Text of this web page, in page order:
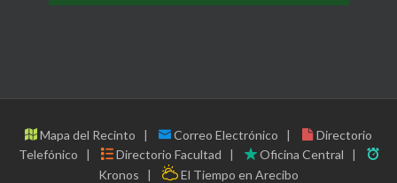
Mapa del Recinto Correo Electrónico
Directorio
Telefónico
Directorio Facultad
Oficina Central
Kronos
El Tiempo en Arecibo